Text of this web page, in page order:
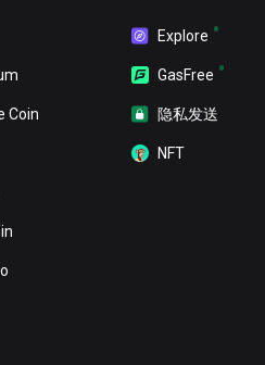
Coin
Explore
GasFree
隐私发送
NFT